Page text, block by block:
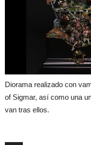
Diorama realizado con
of Sigmar, así como una
van tras ellos.